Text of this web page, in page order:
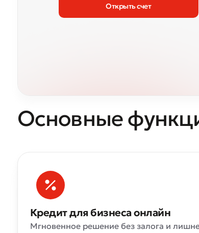
Открыть счет
Основные
Кредит для бизнеса онлайн
Мгновенное решение без залога и